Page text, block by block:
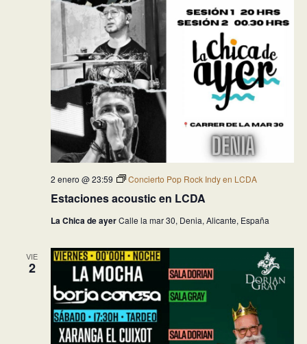
Estaciones acoustic en LCDA
2 enero @ 23:59 Concierto Pop Rock Indy en LCDA
La Chica de ayerCalle la mar 30, Denia, Alicante, España
VIE
2